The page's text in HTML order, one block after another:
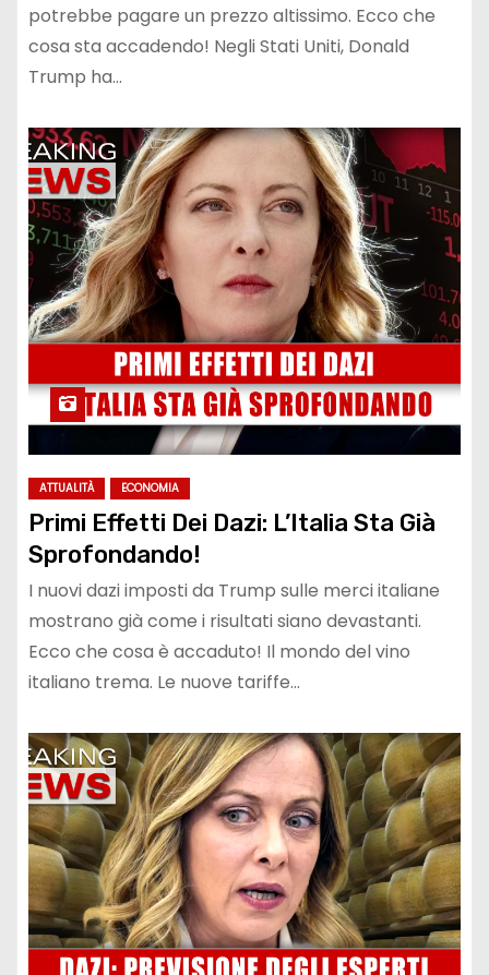
potrebbe pagare un prezzo altissimo. Ecco che
cosa sta accadendo! Negli Stati Uniti, Donald
Trump ha…
ATTUALITÀ ECONOMIA
Primi Effetti Dei Dazi: L’Italia Sta Già
Sprofondando!
I nuovi dazi imposti da Trump sulle merci italiane
mostrano già come i risultati siano devastanti.
Ecco che cosa è accaduto! Il mondo del vino
italiano trema. Le nuove tariffe…